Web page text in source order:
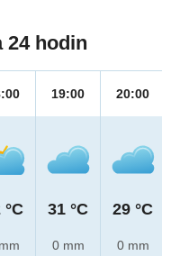
24 hodin
°C
19:00
31 °C
0 mm
20:00
29 °C
0 mm